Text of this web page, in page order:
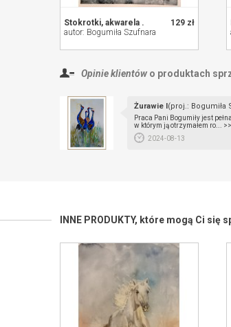
129 zł
Stokrotki, akwarela .
autor: Bogumiła Szufnara
Opinie klientów o produktach
Żurawie I(proj.: Bogumiła
Praca Pani Bogumiły jest
w którym ją otrzymałem ro... >>
2024-08-13
INNE PRODUKTY, które mogą Ci się